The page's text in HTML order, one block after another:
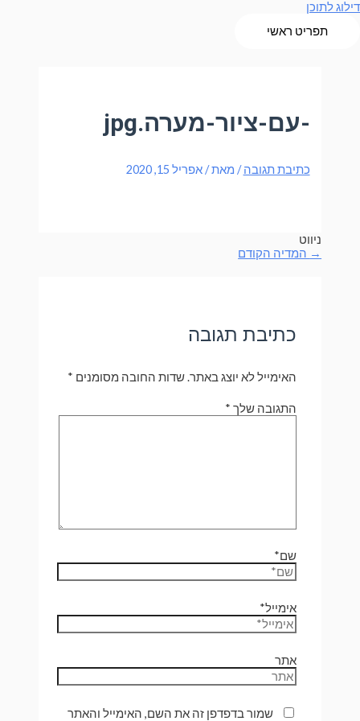
דילוג לתוכן
תפריט ראשי
-עם-ציור-מערה.jpg
כתיבת תגובה / מאת/אפריל 15, 2020
ניווט
→ המדיה הקודם
כתיבת תגובה
האימייל לא יוצג באתר.שדות החובה מסומנים *
התגובה שלך *
שם*
אימייל*
אתר
שמור בדפדפן זה את השם, האימייל והאתר